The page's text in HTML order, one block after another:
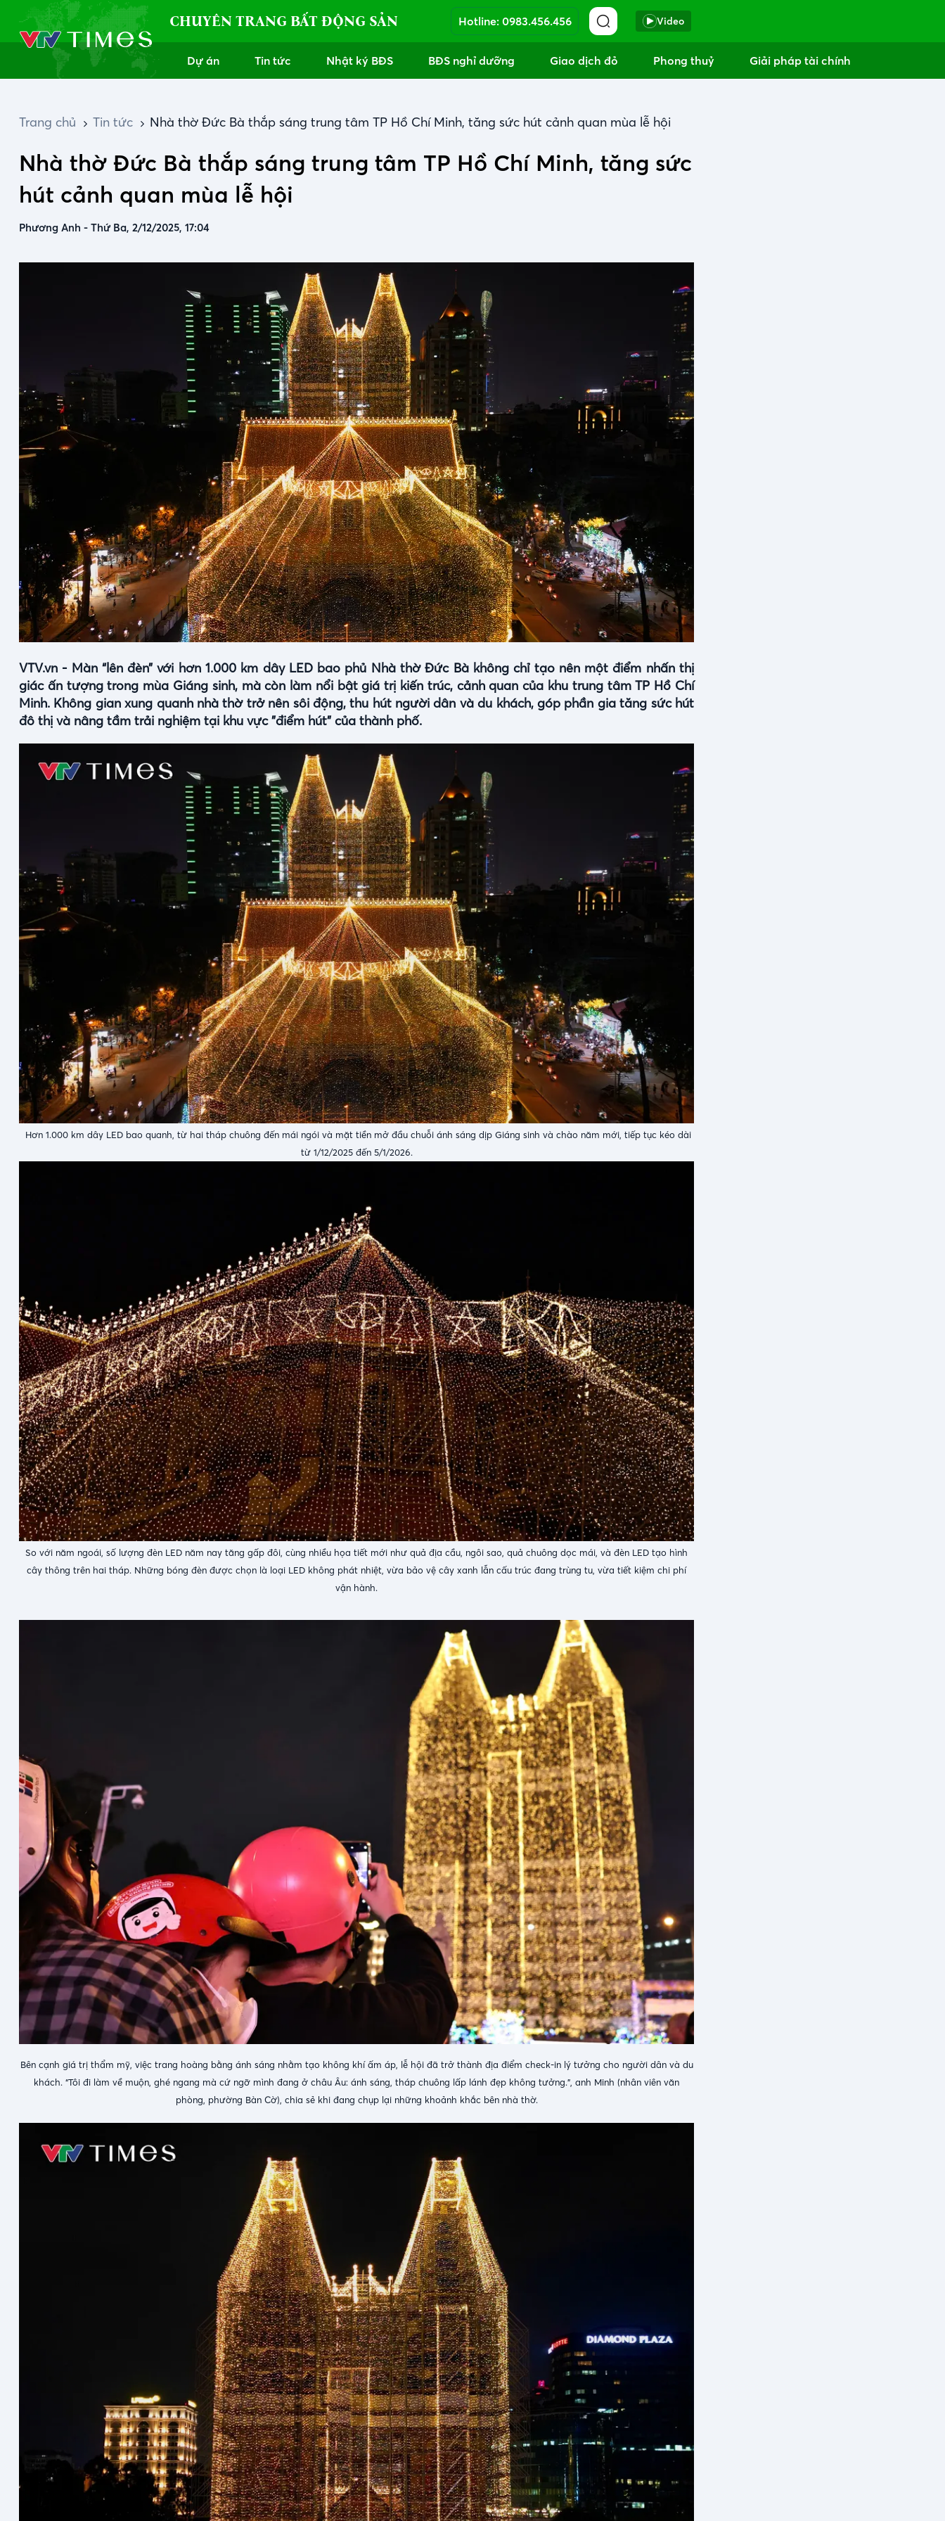
CHUYÊN TRANG BẤT ĐỘNG SẢN Hotline: 0983.456.456 Video
Dự án Tin tức Nhật ký BĐS BĐS nghỉ dưỡng Giao dịch đỏ Phong thuỷ Giải pháp tài chính
Trang chủ Tin tức Nhà thờ Đức Bà thắp sáng trung tâm TP Hồ Chí Minh, tăng sức hút cảnh quan mùa lễ hội
Nhà thờ Đức Bà thắp sáng trung tâm TP Hồ Chí Minh, tăng sức
hút cảnh quan mùa lễ hội
Phương Anh - Thứ Ba, 2/12/2025, 17:04
VTV.vn - Màn “lên đèn” với hơn 1.000 km dây LED bao phủ Nhà thờ Đức Bà không chỉ tạo nên một điểm nhấn thị
giác ấn tượng trong mùa Giáng sinh, mà còn làm nổi bật giá trị kiến trúc, cảnh quan của khu trung tâm TP Hồ Chí
Minh. Không gian xung quanh nhà thờ trở nên sôi động, thu hút người dân và du khách, góp phần gia tăng sức hút
đô thị và nâng tầm trải nghiệm tại khu vực "điểm hút" của thành phố.
Hơn 1.000 km dây LED bao quanh, từ hai tháp chuông đến mái ngói và mặt tiền mở đầu chuỗi ánh sáng dịp Giáng sinh và chào năm mới, tiếp tục kéo dài
từ 1/12/2025 đến 5/1/2026.
So với năm ngoái, số lượng đèn LED năm nay tăng gấp đôi, cùng nhiều họa tiết mới như quả địa cầu, ngôi sao, quả chuông dọc mái, và đèn LED tạo hình
cây thông trên hai tháp. Những bóng đèn được chọn là loại LED không phát nhiệt, vừa bảo vệ cây xanh lẫn cấu trúc đang trùng tu, vừa tiết kiệm chi phí
vận hành.
Bên cạnh giá trị thẩm mỹ, việc trang hoàng bằng ánh sáng nhằm tạo không khí ấm áp, lễ hội đã trở thành địa điểm check-in lý tưởng cho người dân và du
khách. “Tôi đi làm về muộn, ghé ngang mà cứ ngỡ mình đang ở châu Âu: ánh sáng, tháp chuông lấp lánh đẹp không tưởng.”, anh Minh (nhân viên văn
phòng, phường Bàn Cờ), chia sẻ khi đang chụp lại những khoảnh khắc bên nhà thờ.